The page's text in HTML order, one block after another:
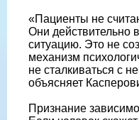
«Пациенты не
Они действительно
ситуацию. Это не
механизм
не сталкиваться с
объясняет
Признание